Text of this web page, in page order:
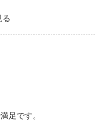
る
足です。